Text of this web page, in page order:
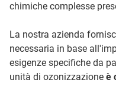
chimiche complesse
La nostra azienda
necessaria in base
esigenze specifiche da
unità di ozonizzazione è